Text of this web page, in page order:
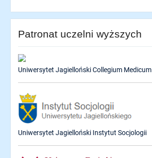
Patronat uczelni wyższych
Uniwersytet Jagielloński Collegium Medicum
Uniwersytet Jagielloński Instytut Socjologii